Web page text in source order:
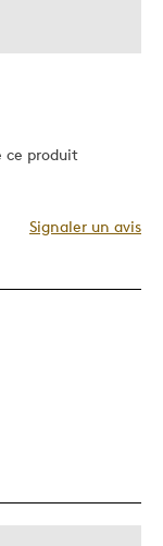
ce produit
Signaler un avis